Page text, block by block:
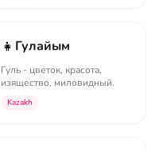
👧 Гулайым
Гуль - цветок, красота,
изящество, миловидный.
Kazakh